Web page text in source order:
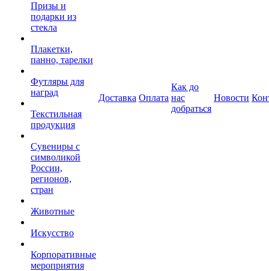
Призы и
подарки из
стекла
Плакетки,
панно, тарелки
Футляры для
наград
Текстильная
продукция
Сувениры с
символикой
России,
регионов,
стран
Животные
Искусство
Корпоративные
мероприятия
Доставка Оплата
Как до
нас
добраться
Новости